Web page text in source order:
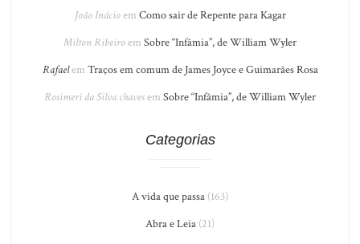
João Inácioem Como sair de Repente para Kagar
Milton Ribeiroem Sobre “Infâmia”, de William Wyler
Rafaelem Traços em comum de James Joyce e Guimarães Rosa
Rosimeri da Silva chavesem Sobre “Infâmia”, de William Wyler
Categorias
A vida que passa (163)
Abra e Leia (21)